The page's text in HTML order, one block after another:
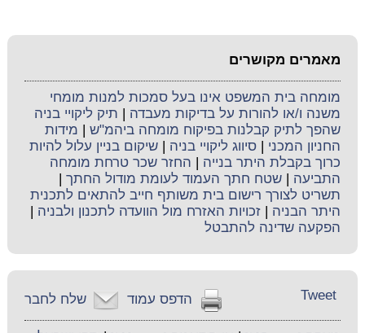
מאמרים מקושרים
מומחה בית המשפט אינו בעל סמכות למנות מומחי
משנה ו/או להורות על בדיקות מעבדה
תיק ליקויי בניה
שהפך לתיק קבלנות בפיקוח מומחה ביהמ"ש
מידות
החניון המכני |סיווג ליקויי בניה |שיקום בניין עלול להיות
כרוך בקבלת היתר בנייה
החזר שכר טרחת מומחה
התביעה |שטח חתך העמוד לעומת מודול החתך
תשריט לצורך רישום בית משותף חייב להתאים לתכנית
היתר הבניה |זכויות האזרח מול הוועדה לתכנון ולבניה
הפקעה שדינה להתבטל
שלח לחבר הדפס עמוד Tweet